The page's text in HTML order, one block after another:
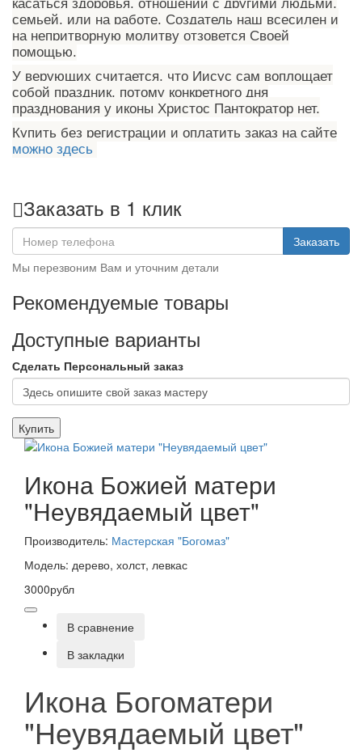
семьей, или на работе. Создатель наш всесилен и
на непритворную молитву отзовется Своей
помощью.
У верующих считается, что Иисус сам воплощает
собой праздник, потому конкретного дня
празднования у иконы Христос Пантократор нет.
Купить без регистрации и оплатить заказ на сайте
можно здесь
Заказать в 1 клик
Заказать
Мы перезвоним Вам и уточним детали
Рекомендуемые товары
Доступные варианты
Сделать Персональный заказ
Купить
Икона Божией матери
"Неувядаемый цвет"
Производитель: Мастерская "Богомаз"
Модель: дерево, холст, левкас
3000рубл
В сравнение
В закладки
Икона Богоматери
"Неувядаемый цвет"